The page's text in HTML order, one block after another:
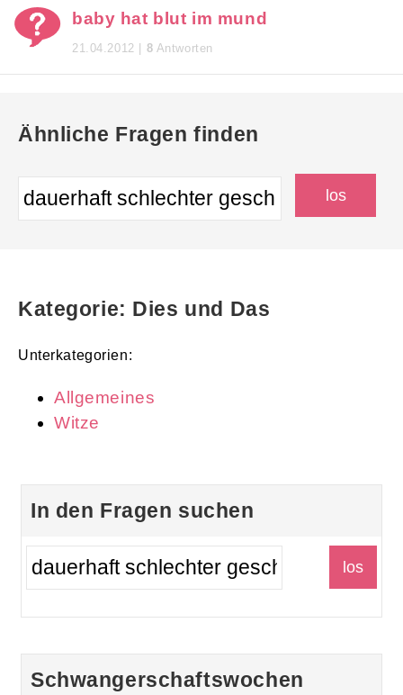
baby hat blut im mund
21.04.2012 | 8 Antworten
Ähnliche Fragen finden
Kategorie: Dies und Das
Unterkategorien:
Allgemeines
Witze
In den Fragen suchen
Schwangerschaftswochen